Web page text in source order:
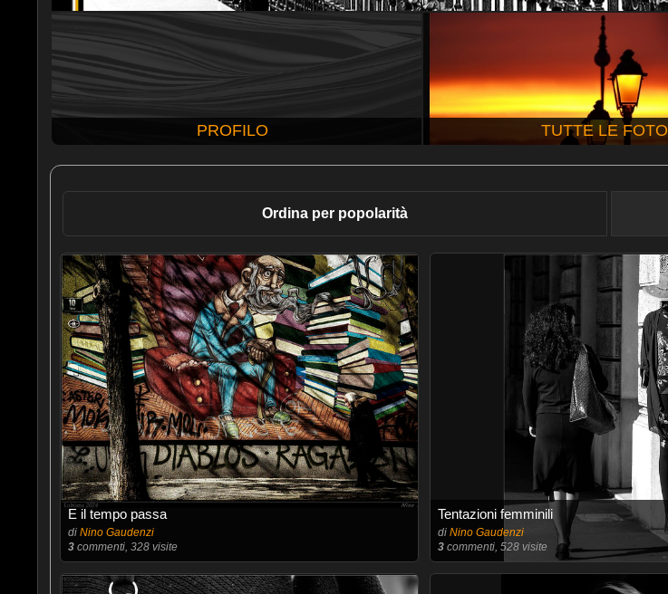
PROFILO TUTTE LE FOTO
Ordina per popolarità
E il tempo passa
di Nino Gaudenzi
3commenti, 328 visite
Tentazioni femminili
di Nino Gaudenzi
3commenti, 528 visite